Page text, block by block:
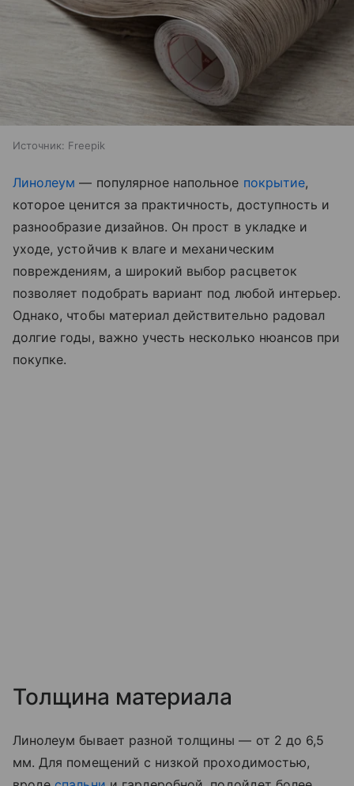
Источник: Freepik
Линолеум — популярное напольное покрытие,
которое ценится за практичность, доступность и
разнообразие дизайнов. Он прост в укладке и
уходе, устойчив к влаге и механическим
повреждениям, а широкий выбор расцветок
позволяет подобрать вариант под любой интерьер.
Однако, чтобы материал действительно радовал
долгие годы, важно учесть несколько нюансов при
покупке.
Толщина материала
Линолеум бывает разной толщины — от 2 до 6,5
мм. Для помещений с низкой проходимостью,